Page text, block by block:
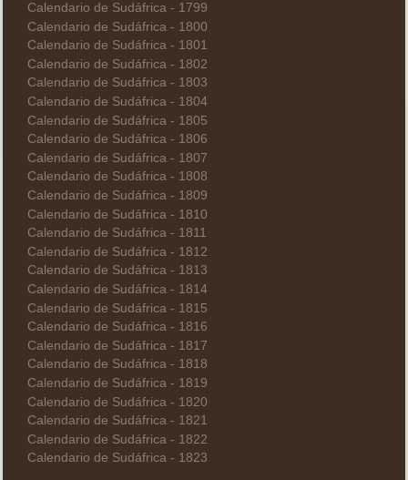
Calendario de Sudáfrica - 1799
Calendario de Sudáfrica - 1800
Calendario de Sudáfrica - 1801
Calendario de Sudáfrica - 1802
Calendario de Sudáfrica - 1803
Calendario de Sudáfrica - 1804
Calendario de Sudáfrica - 1805
Calendario de Sudáfrica - 1806
Calendario de Sudáfrica - 1807
Calendario de Sudáfrica - 1808
Calendario de Sudáfrica - 1809
Calendario de Sudáfrica - 1810
Calendario de Sudáfrica - 1811
Calendario de Sudáfrica - 1812
Calendario de Sudáfrica - 1813
Calendario de Sudáfrica - 1814
Calendario de Sudáfrica - 1815
Calendario de Sudáfrica - 1816
Calendario de Sudáfrica - 1817
Calendario de Sudáfrica - 1818
Calendario de Sudáfrica - 1819
Calendario de Sudáfrica - 1820
Calendario de Sudáfrica - 1821
Calendario de Sudáfrica - 1822
Calendario de Sudáfrica - 1823